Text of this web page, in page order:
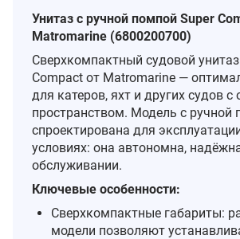
Унитаз с ручной помпой Super
Matromarine (6800200700)
Сверхкомпактный судовой
Compact от Matromarine —
для катеров, яхт и других судов
пространством. Модель с ручной
спроектирована для
условиях: она автономна,
обслуживании.
Ключевые особенности:
Сверхкомпактные габариты:
модели позволяют